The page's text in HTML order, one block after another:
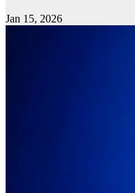
Jan 15, 2026